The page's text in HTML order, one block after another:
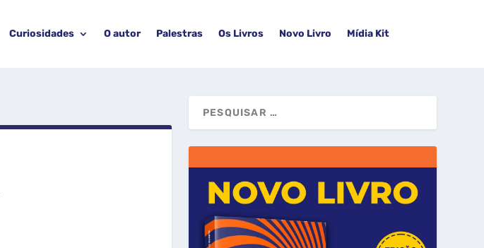
Curiosidades O autor Palestras Os Livros Novo Livro Mídia Kit